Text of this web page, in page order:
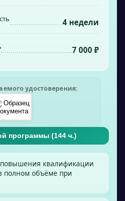
4 недели
7 000 ₽
удостоверения:
программы (144ч.)
квалификации
полном объёме при